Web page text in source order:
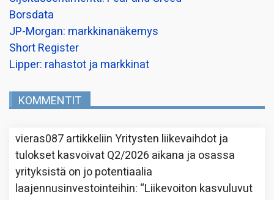
Borsdata
JP-Morgan: markkinanäkemys
Short Register
Lipper: rahastot ja markkinat
KOMMENTIT
vieras087artikkeliinYritysten liikevaihdot ja
tulokset kasvoivat Q2/2026 aikana ja osassa
yrityksistä on jo potentiaalia
laajennusinvestointeihin: “Liikevoiton kasvuluvut